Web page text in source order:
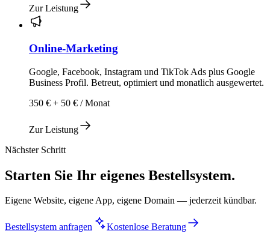
Zur Leistung
Online-Marketing
Google, Facebook, Instagram und TikTok Ads plus Google
Business Profil. Betreut, optimiert und monatlich ausgewertet.
350 € + 50 € / Monat
Zur Leistung
Nächster Schritt
Starten Sie Ihr eigenes Bestellsystem.
Eigene Website, eigene App, eigene Domain — jederzeit kündbar.
Bestellsystem anfragen
Kostenlose Beratung